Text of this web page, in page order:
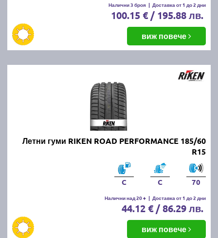
Налични 3 броя | Доставка от 1 до 2 дни
100.15 € / 195.88 лв.
виж повече
Летни гуми RIKEN ROAD PERFORMANCE 185/60
R15
C C 70
Налични над 20 + | Доставка от 1 до 2 дни
44.12 € / 86.29 лв.
виж повече